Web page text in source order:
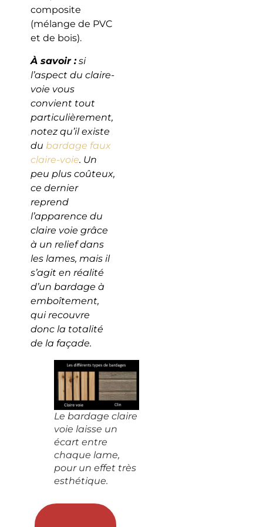
composite
(mélange de PVC
et de bois).
À savoir :si
l’aspect du claire-
voie vous
convient tout
particulièrement,
notez qu’il existe
du bardage faux
claire-voie. Un
peu plus coûteux,
ce dernier
reprend
l’apparence du
claire voie grâce
à un relief dans
les lames, mais il
s’agit en réalité
d’un bardage à
emboîtement,
qui recouvre
donc la totalité
de la façade.
Le bardage claire
voie laisse un
écart entre
chaque lame,
pour un effet très
esthétique.